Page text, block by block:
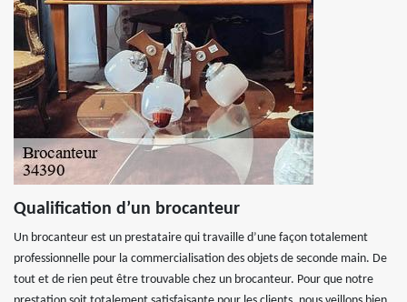
Qualification d’un brocanteur
Un brocanteur est un prestataire qui travaille d’une façon totalement
professionnelle pour la commercialisation des objets de seconde main. De
tout et de rien peut être trouvable chez un brocanteur. Pour que notre